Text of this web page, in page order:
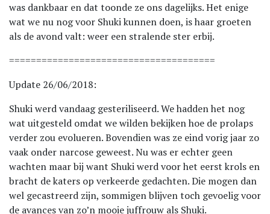
was dankbaar en dat toonde ze ons dagelijks. Het enige
wat we nu nog voor Shuki kunnen doen, is haar groeten
als de avond valt: weer een stralende ster erbij.
======================================
Update 26/06/2018:
Shuki werd vandaag gesteriliseerd. We hadden het nog
wat uitgesteld omdat we wilden bekijken hoe de prolaps
verder zou evolueren. Bovendien was ze eind vorig jaar zo
vaak onder narcose geweest. Nu was er echter geen
wachten maar bij want Shuki werd voor het eerst krols en
bracht de katers op verkeerde gedachten. Die mogen dan
wel gecastreerd zijn, sommigen blijven toch gevoelig voor
de avances van zo’n mooie juffrouw als Shuki.